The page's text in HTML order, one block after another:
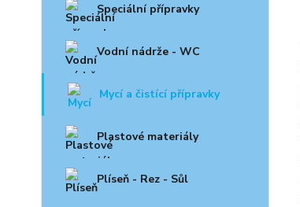
Speciální přípravky
Vodní nádrže - WC
Mycí a čistící přípravky
Plastové materiály
Plíseň - Rez - Sůl